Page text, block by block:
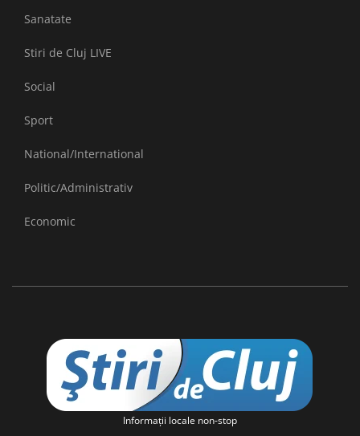
Sanatate
Stiri de Cluj LIVE
Social
Sport
National/International
Politic/Administrativ
Economic
Informaţii locale non-stop